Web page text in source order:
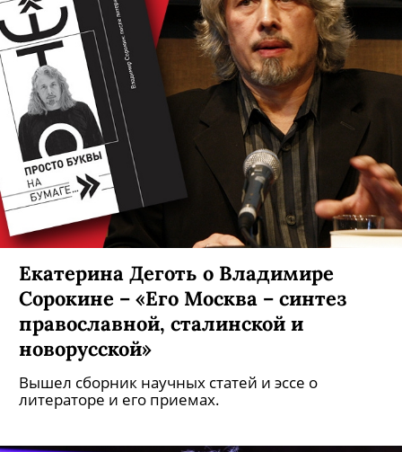
Екатерина Деготь о Владимире
Сорокине – «Его Москва – синтез
православной, сталинской и
новорусской»
Вышел сборник научных статей и эссе о
литераторе и его приемах.